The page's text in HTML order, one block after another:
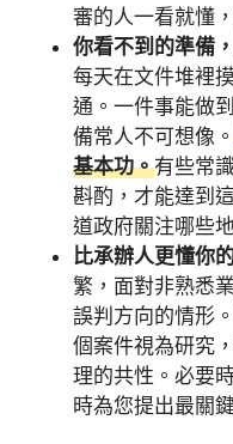
審的人一看就懂
你看不到的準備
每天在文件堆裡
通。一件事能做
備常人不可想像。
基本功。有些常
斟酌，才能達到
道政府關注哪些
比承辦人更懂你
繁，面對非熟悉
誤判方向的情形
個案件視為研究
理的共性。必要
時為您提出最關